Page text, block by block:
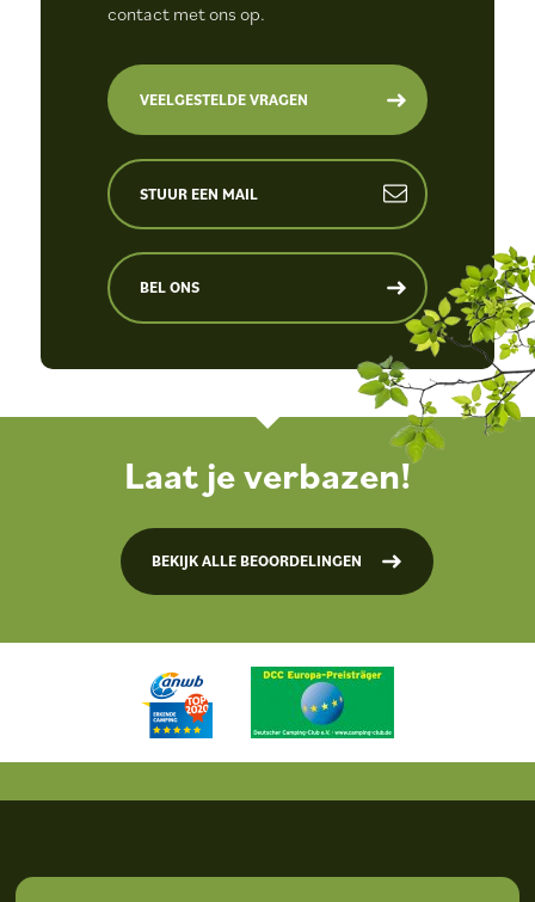
contact met ons op.
VEELGESTELDE VRAGEN
STUUR EEN MAIL
BEL ONS
Laat je verbazen!
BEKIJK ALLE BEOORDELINGEN